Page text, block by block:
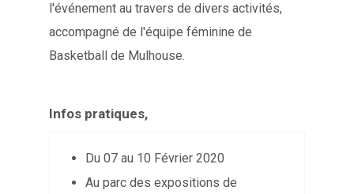
l'événement au travers de divers activités,
accompagné de l'équipe féminine de
Basketball de Mulhouse.
Infos pratiques,
Du 07 au 10 Février 2020
Au parc des expositions de